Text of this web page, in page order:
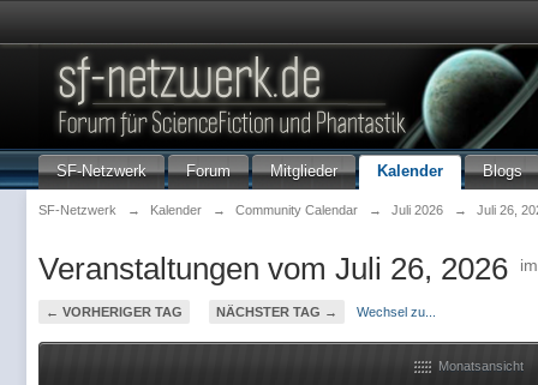
SF-Netzwerk Forum Mitglieder Kalender Blogs
SF-Netzwerk → Kalender → Community Calendar → Juli 2026 → Juli 26,
Veranstaltungen vom Juli 26, 2026
← VORHERIGER TAG NÄCHSTER TAG → Wechsel zu...
Monatsansicht